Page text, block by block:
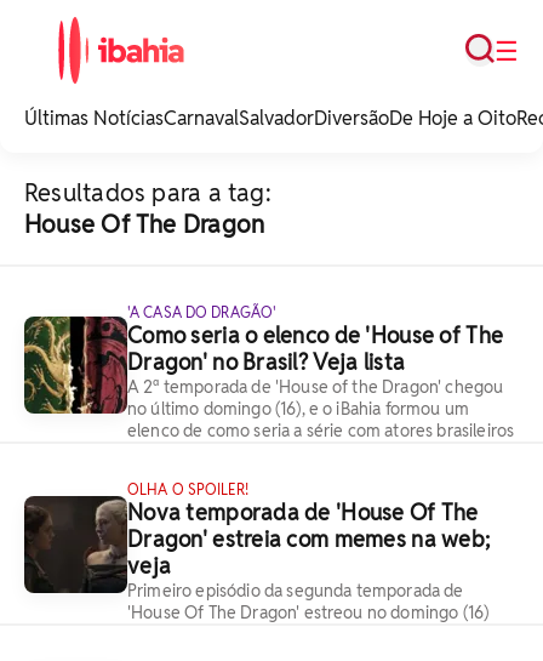
noticias e
☰
Busca
Últimas NotíciasCarnavalSalvadorDiversãoDe Hoje a Oito
Resultados para a tag:
House Of The Dragon
'A CASA DO DRAGÃO'
Como seria o elenco de 'House of The
Dragon' no Brasil? Veja lista
A 2ª temporada de 'House of the Dragon' chegou
no último domingo (16), e o iBahia formou um
elenco de como seria a série com atores brasileiros
OLHA O SPOILER!
Nova temporada de 'House Of The
Dragon' estreia com memes na web;
veja
Primeiro episódio da segunda temporada de
'House Of The Dragon' estreou no domingo (16)